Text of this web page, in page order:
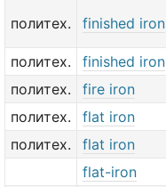
политех. finished iron
политех.
finished iron
политех.
fire iron
политех.
flat iron
политех.
flat iron
flat-iron